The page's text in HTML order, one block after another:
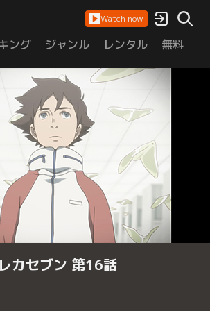
Watch now
ング ジャンル レンタル 無料
カセブン 第16話